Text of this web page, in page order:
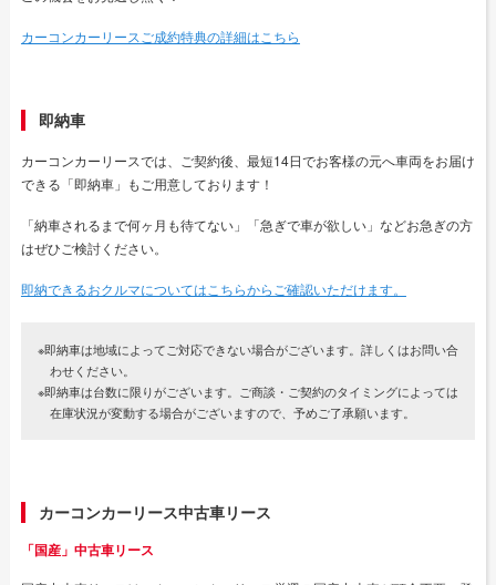
カーコンカーリースご成約特典の詳細はこちら
即納車
カーコンカーリースでは、ご契約後、最短14日でお客様の元へ車両をお届け
できる「即納車」もご用意しております！
「納車されるまで何ヶ月も待てない」「急ぎで車が欲しい」などお急ぎの方
はぜひご検討ください。
即納できるおクルマについてはこちらからご確認いただけます。
※即納車は地域によってご対応できない場合がございます。詳しくはお問い合
わせください。
※即納車は台数に限りがございます。ご商談・ご契約のタイミングによっては
在庫状況が変動する場合がございますので、予めご了承願います。
カーコンカーリース中古車リース
「国産」中古車リース